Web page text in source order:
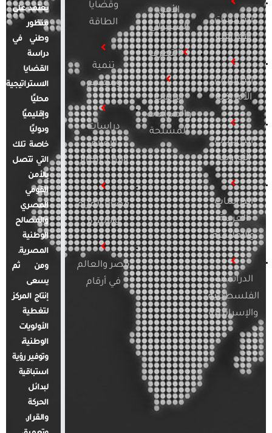
الدراسات
الأفريقية
الدراسات
الأمريكية
الدراسات
الأوروبية
الدراسات
العربية
والإقليمية
الدراسات
الفلسطينية
والإسرائيلية
الأمن
السيبراني
التطرف
الإرهاب
والصراعات
المسلحة
وقضايا
الطاقة
تنمية
ومجتمع
دراسات
الإعلام
والرأي العام
قضايا المرأة
والأسرة
مصر والعالم
في أرقام
يعتمد على
منظور
وطني في
دراسة
القضايا
الاستراتيجية
محليًا
وإقليميًا
ودوليًا
خاصة تلك
التي تتصل
بالأمن
القومي
المصري
والمصالح
الوطنية
المصرية.
ومن ثم
يسعى
إنتاج المركز
لتغطية
الأولويات
الوطنية،
وتوفير رؤية
استباقية
لبدائل
الحركة
والقرار.